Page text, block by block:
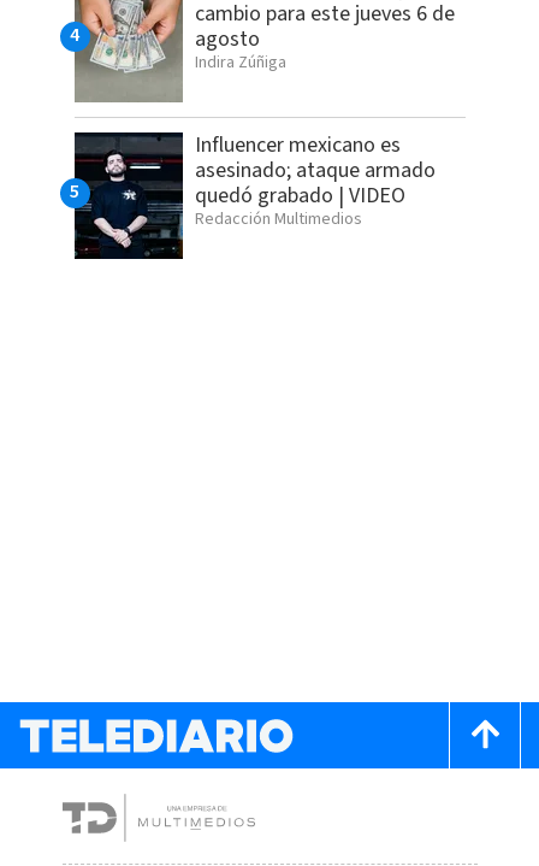
cambio para este jueves 6 de
agosto
Indira Zúñiga
Influencer mexicano es
asesinado; ataque armado
quedó grabado | VIDEO
Redacción Multimedios